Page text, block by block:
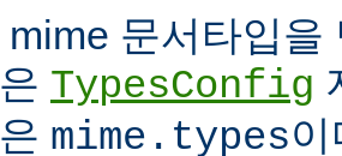
문서타입을
TypesConfig
mime.types이